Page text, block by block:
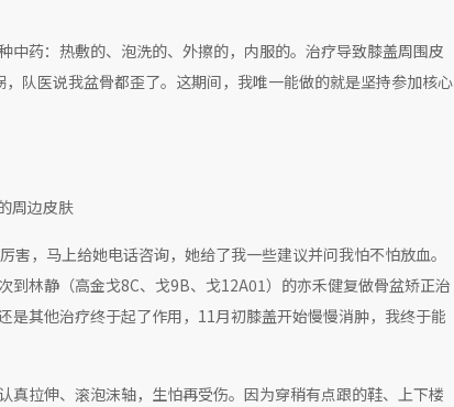
药：热敷的、泡洗的、外擦的，内服的。治疗导致膝盖周围皮
队医说我盆骨都歪了。这期间，我唯一能做的就是坚持参加核心
周边皮肤
，马上给她电话咨询，她给了我一些建议并问我怕不怕放血。
林静（高金戈8C、戈9B、戈12A01）的亦禾健复做骨盆矫正治
其他治疗终于起了作用，11月初膝盖开始慢慢消肿，我终于能
拉伸、滚泡沫轴，生怕再受伤。因为穿稍有点跟的鞋、上下楼